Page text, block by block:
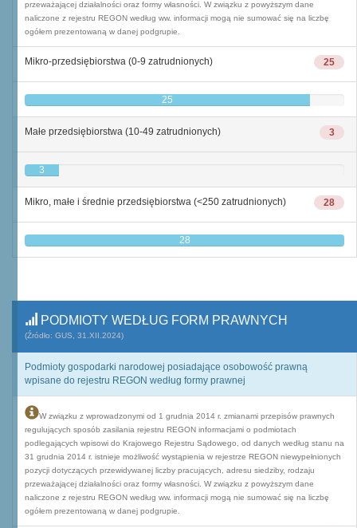
przeważającej działalności oraz formy własności. W związku z powyższym dane
naliczone z rejestru REGON według ww. informacji mogą nie sumować się na liczbę
ogółem prezentowaną w danej podgrupie.
25
Mikro-przedsiębiorstwa (0-9 zatrudnionych)
25
3
Małe przedsiębiorstwa (10-49 zatrudnionych)
3
28
Mikro, małe i średnie przedsiębiorstwa (<250 zatrudnionych)
28
PODMIOTY WEDŁUG FORM PRAWNYCH
(Źródło: GUS, 31.XII.2024)
Podmioty gospodarki narodowej posiadające osobowość prawną
wpisane do rejestru REGON według formy prawnej
W związku z wprowadzonymi od 1 grudnia 2014 r. zmianami przepisów prawnych
regulujących sposób zasilania rejestru REGON informacjami o podmiotach
podlegających wpisowi do Krajowego Rejestru Sądowego, od danych według stanu na
31 grudnia 2014 r. istnieje możliwość wystąpienia w rejestrze REGON niewypełnionych
pozycji dotyczących przewidywanej liczby pracujących, adresu siedziby, rodzaju
przeważającej działalności oraz formy własności. W związku z powyższym dane
naliczone z rejestru REGON według ww. informacji mogą nie sumować się na liczbę
ogółem prezentowaną w danej podgrupie.